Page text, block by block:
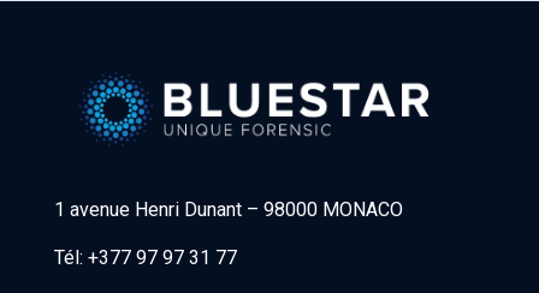
1 avenue Henri Dunant – 98000 MONACO
Tél: +377 97 97 31 77